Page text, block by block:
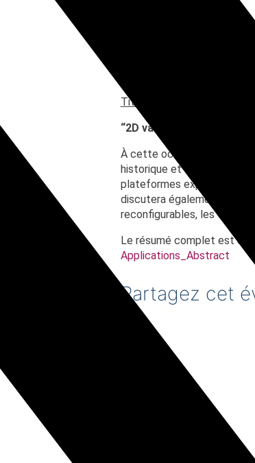
8 juin à 11h00
Title:
“2D van der Waals
À cette occasion, il
historique et théorique du
plateformes
discutera également de
reconfigurables, les filtres
Le résumé complet est
Applications_Abstract
Partagez cet